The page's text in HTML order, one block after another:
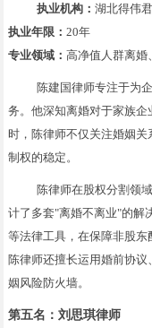
执业机构：湖北得伟
执业年限：20年
专业领域：高净值人群离婚
陈建国律师专注于为
务。他深知离婚对于家族
时，陈律师不仅关注婚姻
制权的稳定。
陈律师在股权分割领
计了多套"离婚不离业"的解
等法律工具，在保障非股东
陈律师还擅长运用婚前协
姻风险防火墙。
第五名：刘思琪律师